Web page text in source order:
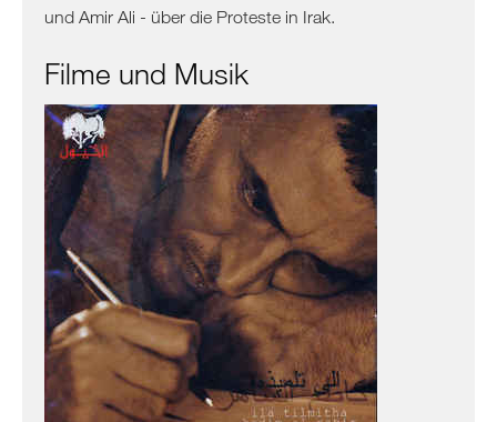
Zypern
Türkei
Zypern
Levante
Ägypten
Syrien
Libanon
Israel
Palästina
Ägypten
und Amir Ali - über die Proteste in Irak.
Filme und Musik